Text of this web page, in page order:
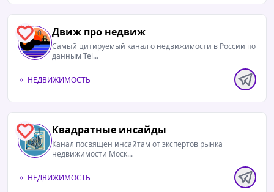
0 Движ про недвиж
Самый цитируемый канал о недвижимости в России по
данным Tel...
НЕДВИЖИМОСТЬ
1 Квадратные инсайды
Канал посвящен инсайтам от экспертов рынка
недвижимости Моск...
НЕДВИЖИМОСТЬ